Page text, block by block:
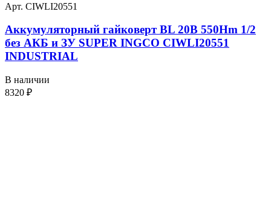
Арт. CIWLI20551
Аккумуляторный гайковерт BL 20В 550Hm 1/2
без АКБ и ЗУ SUPER INGCO CIWLI20551
INDUSTRIAL
В наличии
8320 ₽